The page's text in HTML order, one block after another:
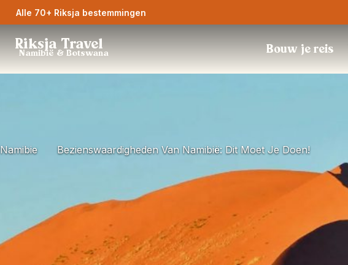
Alle 70+ Riksja bestemmingen
Riksja Travel
Namibië & Botswana Bouw je reis
Namibie Bezienswaardigheden Van Namibië: Dit Moet Je Doen!